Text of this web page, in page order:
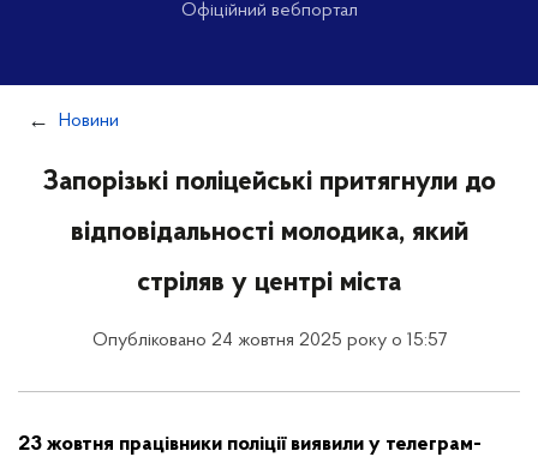
Офіційний вебпортал
Новини
Запорізькі поліцейські притягнули до
відповідальності молодика, який
стріляв у центрі міста
Опубліковано 24 жовтня 2025 року о 15:57
23 жовтня працівники поліції виявили у телеграм-